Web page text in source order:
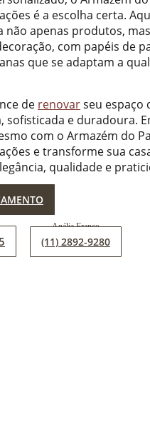
é a escolha certa.
não apenas produtos,
com papéis de
que se adaptam a
de renovarseu espaço
sofisticada e duradoura.
com o Armazém do
e transforme sua
qualidade e
(11) 2892-9280